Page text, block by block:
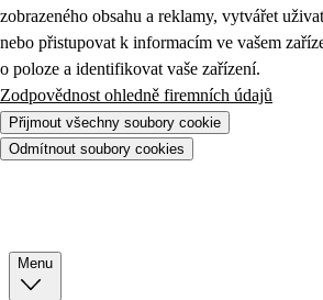
zobrazeného obsahu a reklamy, vytvářet
nebo přistupovat k informacím ve vašem
o poloze a identifikovat vaše zařízení.
Zodpovědnost ohledně firemních údajů
Přijmout všechny soubory cookie
Odmítnout soubory cookies
Menu